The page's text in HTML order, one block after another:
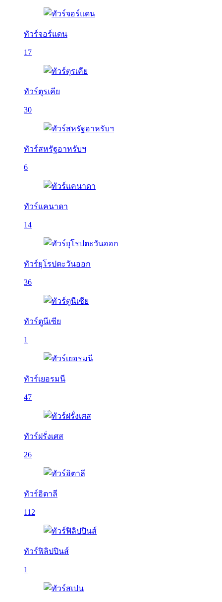
ทัวร์จอร์แดน
17
ทัวร์ตุรเคีย
30
ทัวร์สหรัฐอาหรับฯ
6
ทัวร์แคนาดา
14
ทัวร์ยุโรปตะวันออก
36
ทัวร์ตูนีเซีย
1
ทัวร์เยอรมนี
47
ทัวร์ฝรั่งเศส
26
ทัวร์อิตาลี
112
ทัวร์ฟิลิปปินส์
1